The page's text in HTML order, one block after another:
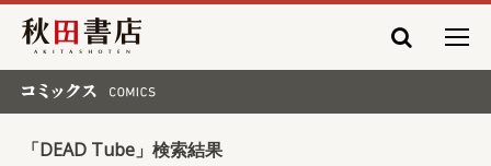
秋田書店
「DEAD Tube」検索結果